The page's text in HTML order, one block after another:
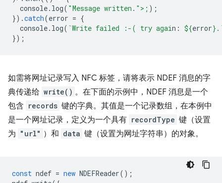
console. log( "Message written.">; );
}).catch(error = {
console. log( `Write failed :-( try again: ${error}
});
如需将网址记录写入 NFC 标签，请将表示 NDEF 消息的字
典传递给 write() 。在下面的示例中，NDEF 消息是一个
包含 records 键的字典。其值是一个记录数组，在本例中
是一个网址记录，定义为一个具有 recordType 键（设置
为 "url" ）和 data 键（设置为网址字符串）的对象。
const ndef = new NDEFReader();